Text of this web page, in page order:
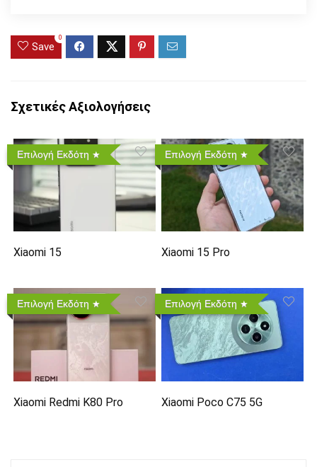
Save
0
Σχετικές Αξιολογήσεις
Επιλογή Εκδότη
Xiaomi 15
Επιλογή Εκδότη
Xiaomi 15 Pro
Επιλογή Εκδότη
Xiaomi Redmi K80 Pro
Επιλογή Εκδότη
Xiaomi Poco C75 5G